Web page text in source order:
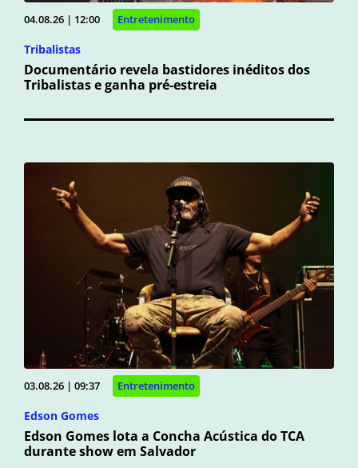
04.08.26 | 12:00 Entretenimento
Tribalistas
Documentário revela bastidores inéditos dos
Tribalistas e ganha pré-estreia
03.08.26 | 09:37 Entretenimento
Edson Gomes
Edson Gomes lota a Concha Acústica do TCA
durante show em Salvador